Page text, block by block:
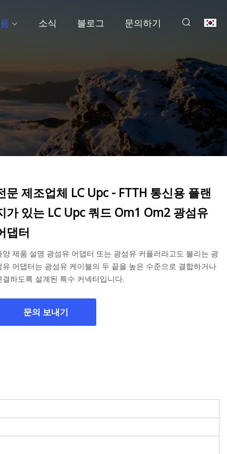
소식 블로그 문의하기
문 제조업체 LC Upc - FTTH 통신용 플랜
가 있는 LC Upc 쿼드 Om1 Om2 광섬유
댑터
양 제품 설명 광섬유 어댑터 또는 광섬유 커플러라고도 불리는 광
유 어댑터는 광섬유 케이블의 두 끝을 높은 수준으로 결합하거나
결하도록 설계된 특수 커넥터입니다.
문의 보내기